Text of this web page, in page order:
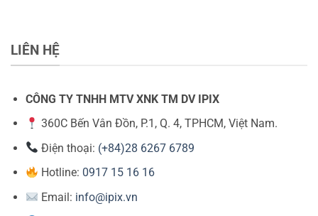
LIÊN HỆ
CÔNG TY TNHH MTV XNK TM DV IPIX
360C Bến Vân Đồn, P.1, Q. 4, TPHCM, Việt Nam.
Điện thoại: (+84)28 6267 6789
Hotline: 0917 15 16 16
Email: info@ipix.vn